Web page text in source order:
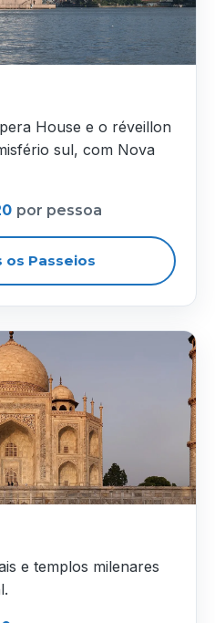
House e o réveillon
sul, com Nova
por pessoa
os Passeios
e templos milenares